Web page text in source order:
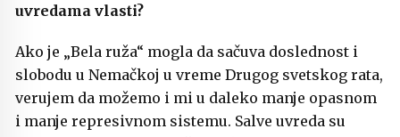
uvredama vlasti?
Ako je „Bela ruža“ mogla da sačuva doslednost i
slobodu u Nemačkoj u vreme Drugog svetskog rata,
verujem da možemo i mi u daleko manje opasnom
i manje represivnom sistemu. Salve uvreda su